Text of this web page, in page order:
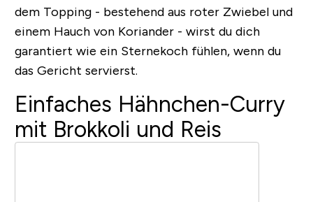
dem Topping - bestehend aus roter Zwiebel und
einem Hauch von Koriander - wirst du dich
garantiert wie ein Sternekoch fühlen, wenn du
das Gericht servierst.
Einfaches Hähnchen-Curry
mit Brokkoli und Reis